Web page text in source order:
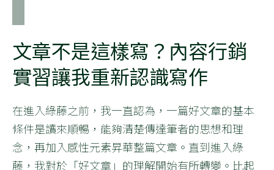
文章不是這樣寫？內容行銷
實習讓我重新認識寫作
在進入綠藤之前，我一直認為，一篇好文章的基本
條件是讀來順暢，能夠清楚傳達筆者的思想和理
念，再加入感性元素昇華整篇文章。直到進入綠
藤，我對於「好文章」的理解開始有所轉變。比起